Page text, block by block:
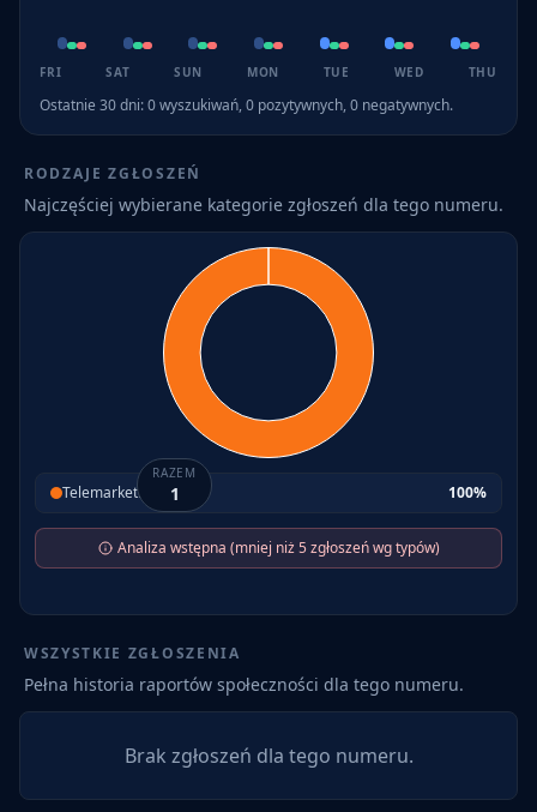
FRI SAT SUN MON TUE WED THU
Ostatnie 30 dni:0wyszukiwań,0 pozytywnych,0 negatywnych.
RODZAJE ZGŁOSZEŃ
Najczęściej wybierane kategorie zgłoszeń dla tego numeru.
RAZEM
1
Telemarketing 100%
Analiza wstępna (mniej niż 5 zgłoszeń wg typów)
WSZYSTKIE ZGŁOSZENIA
Pełna historia raportów społeczności dla tego numeru.
Brak zgłoszeń dla tego numeru.